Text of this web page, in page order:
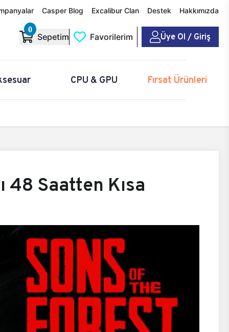
Casper Blog Excalibur Clan Destek Hakkımızda
0
Sepetim Favorilerim Üye Ol / Giriş
CPU & GPU Fırsat Ürünleri
48 Saatten Kısa